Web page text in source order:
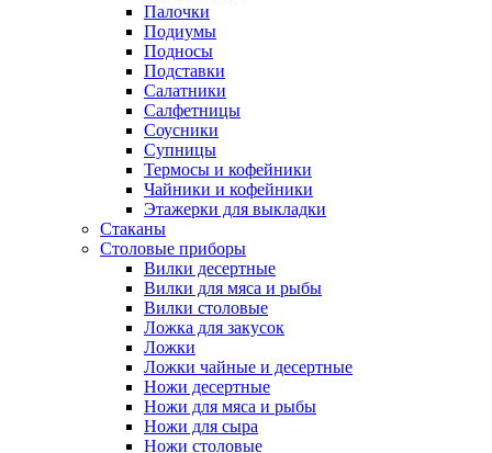
Палочки
Подиумы
Подносы
Подставки
Салатники
Салфетницы
Соусники
Супницы
Термосы и кофейники
Чайники и кофейники
Этажерки для выкладки
Стаканы
Столовые приборы
Вилки десертные
Вилки для мяса и рыбы
Вилки столовые
Ложка для закусок
Ложки
Ложки чайные и десертные
Ножи десертные
Ножи для мяса и рыбы
Ножи для сыра
Ножи столовые